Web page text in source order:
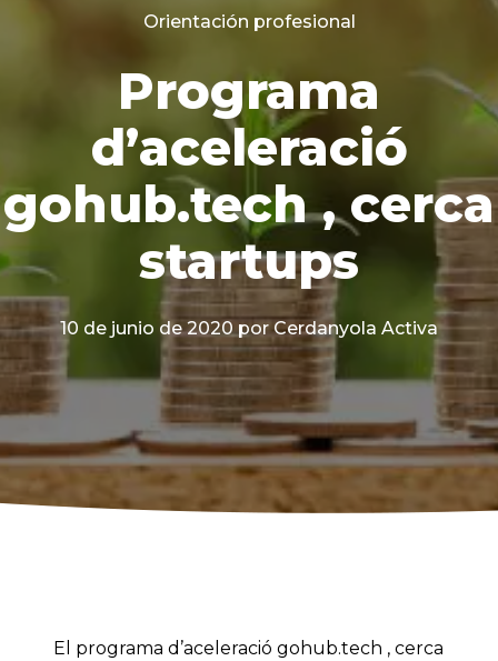
Categories
Orientación profesional
Programa
d’aceleració
gohub.tech , cerca
startups
10 de junio de 2020 por Cerdanyola Activa
El programa d’aceleració gohub.tech , cerca